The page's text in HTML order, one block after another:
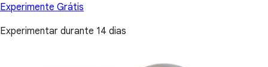
Experimente Grátis
Experimentar durante 14 dias